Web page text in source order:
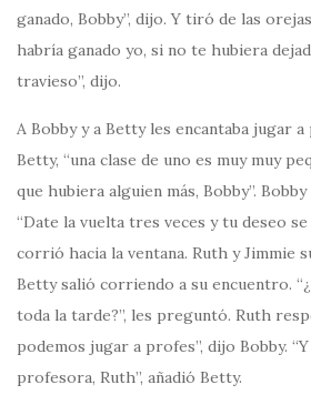
ganado, Bobby”, dijo. Y tiró de las
habría ganado yo, si no te hubiera
travieso”, dijo.
A Bobby y a Betty les encantaba jugar a
Betty, “una clase de uno es muy muy
que hubiera alguien más, Bobby”.
“Date la vuelta tres veces y tu deseo
corrió hacia la ventana. Ruth y Jimmie
Betty salió corriendo a su encuentro.
toda la tarde?”, les preguntó. Ruth
podemos jugar a profes”, dijo Bobby.
profesora, Ruth”, añadió Betty.